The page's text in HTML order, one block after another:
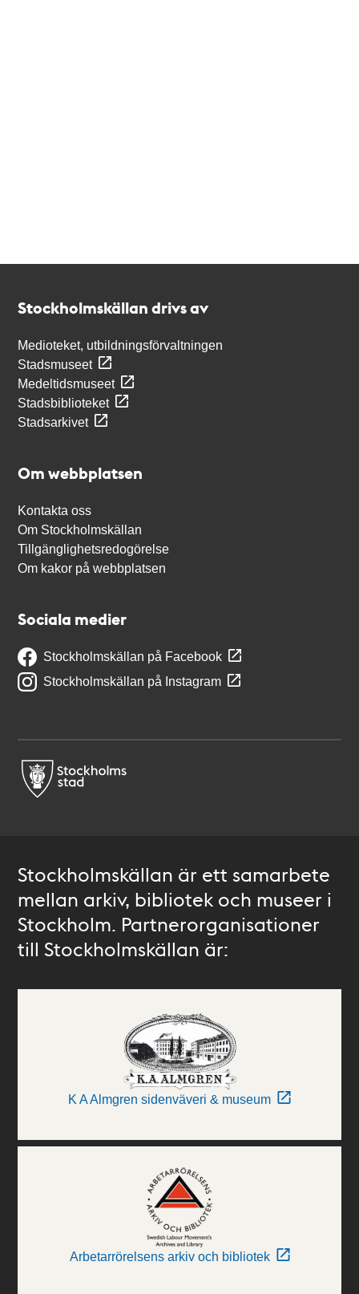
Stockholmskällan drivs av
Medioteket, utbildningsförvaltningen
Stadsmuseet
Medeltidsmuseet
Stadsbiblioteket
Stadsarkivet
Om webbplatsen
Kontakta oss
Om Stockholmskällan
Tillgänglighetsredogörelse
Om kakor på webbplatsen
Sociala medier
Stockholmskällan på Facebook
Stockholmskällan på Instagram
Stockholmskällan är ett samarbete
mellan arkiv, bibliotek och museer i
Stockholm. Partnerorganisationer
till Stockholmskällan är:
K A Almgren sidenväveri & museum
Arbetarrörelsens arkiv och bibliotek